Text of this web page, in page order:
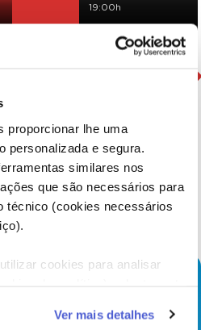
proporcionar lhe uma
personalizada e segura.
similares nos
que são necessários para
técnico (cookies necessários
cookies para analisar
personalização e
Ver mais detalhes
19:00h